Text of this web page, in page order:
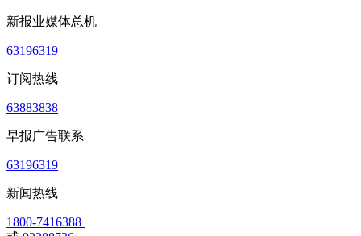
新报业媒体总机
63196319
订阅热线
63883838
早报广告联系
63196319
新闻热线
1800-7416388